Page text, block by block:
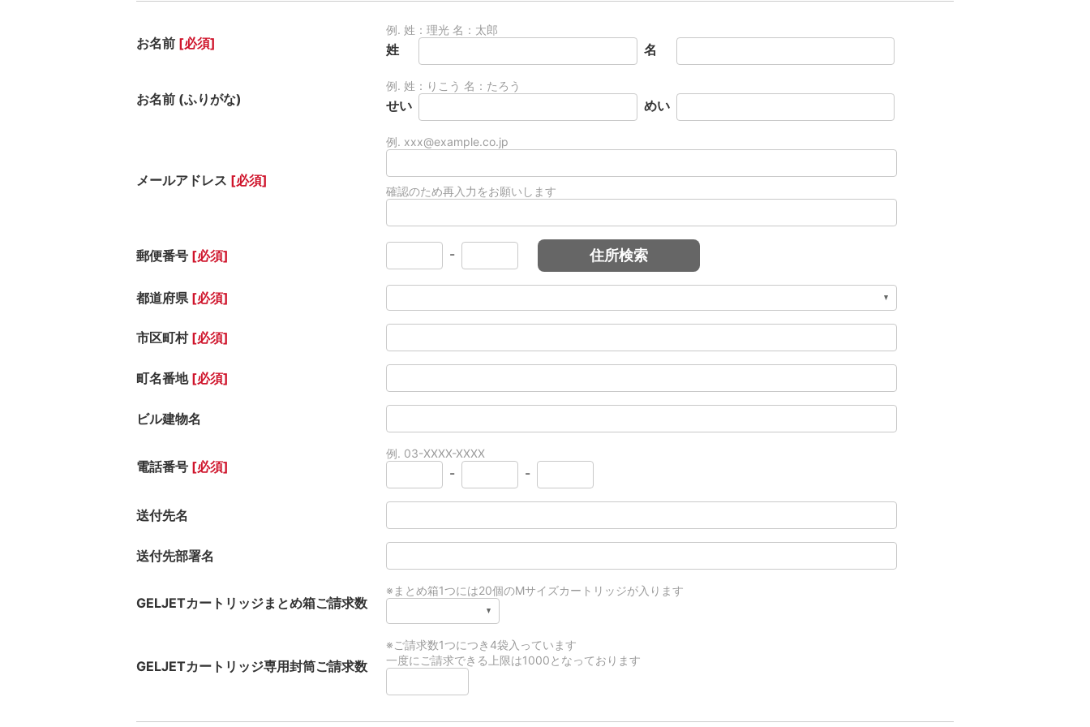
お名前 [必須]
例. 姓：理光 名：太郎
姓 名
お名前 (ふりがな)
例. 姓：りこう 名：たろう
せい めい
メールアドレス [必須]
例. xxx@example.co.jp
確認のため再入力をお願いします
郵便番号 [必須] -
都道府県 [必須]
市区町村 [必須]
町名番地 [必須]
ビル建物名
電話番号 [必須]
例. 03-XXXX-XXXX
- -
送付先名
送付先部署名
GELJETカートリッジまとめ箱ご請求数
※まとめ箱1つには20個のMサイズカートリッジが入ります
GELJETカートリッジ専用封筒ご請求数
※ご請求数1つにつき4袋入っています
一度にご請求できる上限は1000となっております